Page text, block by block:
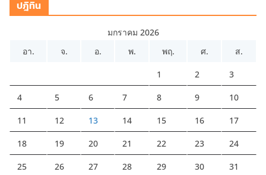
ปฎิทิน
มกราคม 2026
อา.
จ. อ. พ. พฤ. ศ. ส.
1 2 3
4 5 6 7 8 9 10
11 12 13 14 15 16 17
18 19 20 21 22 23 24
25 26 27 28 29 30 31